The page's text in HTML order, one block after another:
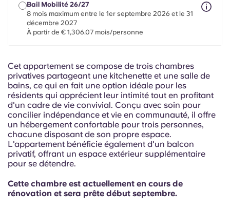
Portuguese
Bail Mobilité 26/27
8 mois maximum entre le 1er septembre 2026 et le 31
décembre 2027
À partir de € 1,306.07 mois/personne
Cet appartement se compose de trois chambres
privatives partageant une kitchenette et une salle de
bains, ce qui en fait une option idéale pour les
résidents qui apprécient leur intimité tout en profitant
d'un cadre de vie convivial. Conçu avec soin pour
concilier indépendance et vie en communauté, il offre
un hébergement confortable pour trois personnes,
chacune disposant de son propre espace.
L'appartement bénéficie également d'un balcon
privatif, offrant un espace extérieur supplémentaire
pour se détendre.
Cette chambre est actuellement en cours de
rénovation et sera prête début septembre.